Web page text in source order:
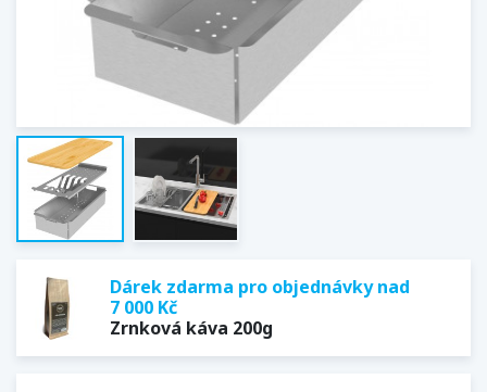
Dárek zdarma pro objednávky nad
7 000 Kč
Zrnková káva 200g